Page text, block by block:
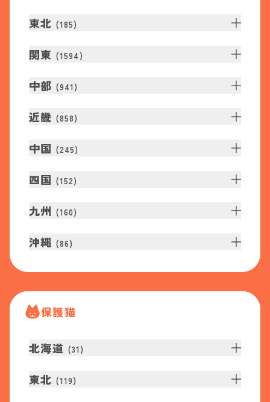
東北 (185)
関東 (1594 )
中部 (941 )
近畿 (858)
中国 (245)
四国 (152)
九州 (160)
沖縄 (86)
保護猫
北海道 (31 )
東北 (119)